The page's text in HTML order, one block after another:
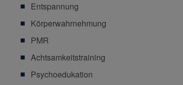
Entspannung
Körperwahrnehmung
PMR
Achtsamkeitstraining
Psychoedukation